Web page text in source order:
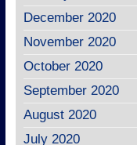
December 2020
November 2020
October 2020
September 2020
August 2020
July 2020